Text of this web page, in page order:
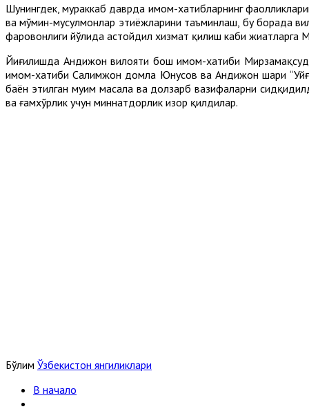
Шунингдек, мураккаб даврда имом-хатибларнинг
ва мўмин-мусулмонлар эҳтиёжларини таъминлаш, бу борада
фаровонлиги йўлида астойдил хизмат қилиш каби жиҳатларга
Йиғилишда Андижон вилояти бош имом-хатиби
имом-хатиби Салимжон домла Юнусов ва Андижон шаҳри
баён этилган муҳим масала ва долзарб вазифаларни
ва ғамхўрлик учун миннатдорлик изҳор қилдилар.
Бўлим Ўзбекистон янгиликлари
В начало